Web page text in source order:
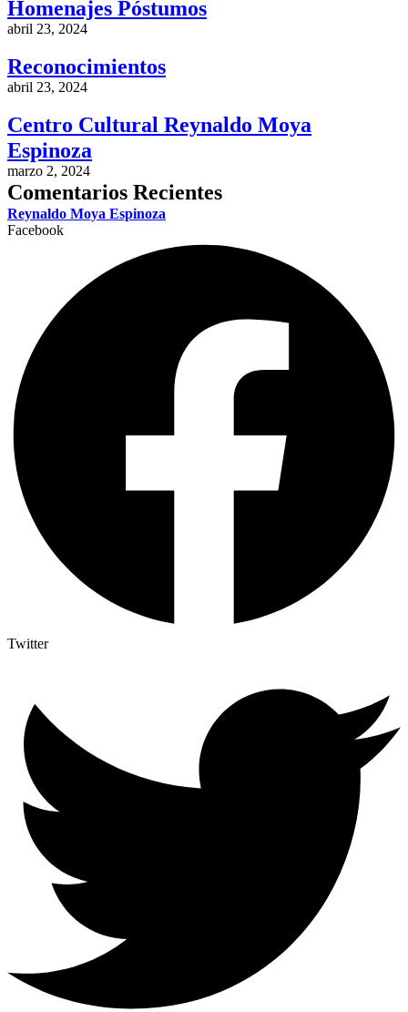
Homenajes Póstumos
abril 23, 2024
Reconocimientos
abril 23, 2024
Centro Cultural Reynaldo Moya
Espinoza
marzo 2, 2024
Comentarios Recientes
Reynaldo Moya Espinoza
Facebook
Twitter